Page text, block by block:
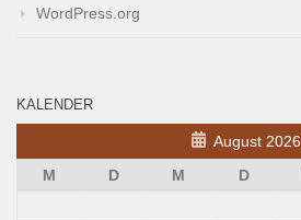
WordPress.org
KALENDER
August 2026
M
D M D